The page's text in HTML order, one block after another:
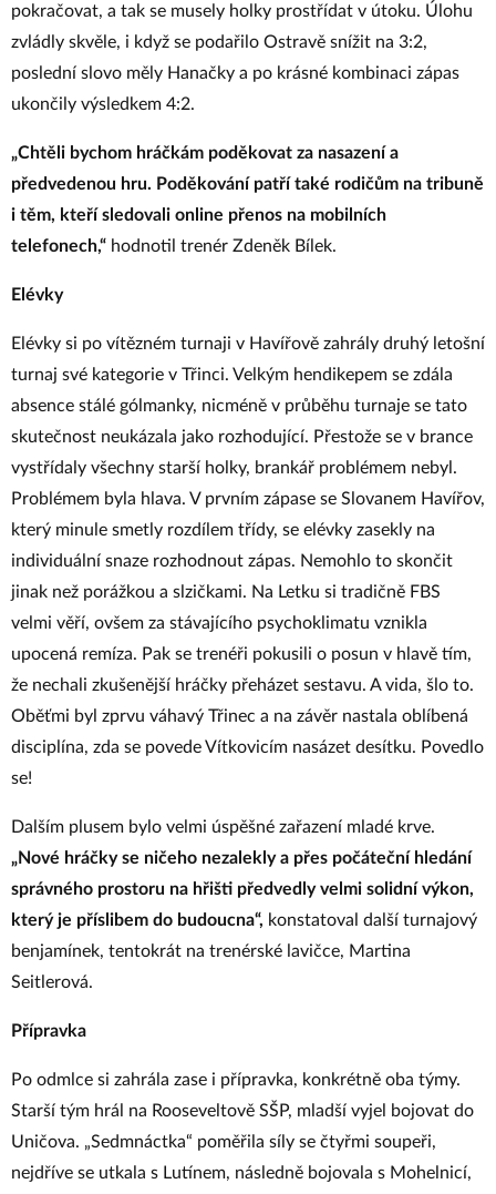
pokračovat, a tak se musely holky prostřídat v útoku. Úlohu
zvládly skvěle, i když se podařilo Ostravě snížit na 3:2,
poslední slovo měly Hanačky a po krásné kombinaci zápas
ukončily výsledkem 4:2.
„Chtěli bychom hráčkám poděkovat za nasazení a
předvedenou hru. Poděkování patří také rodičům na tribuně
i těm, kteří sledovali online přenos na mobilních
telefonech,“ hodnotil trenér Zdeněk Bílek.
Elévky
Elévky si po vítězném turnaji v Havířově zahrály druhý letošní
turnaj své kategorie v Třinci. Velkým hendikepem se zdála
absence stálé gólmanky, nicméně v průběhu turnaje se tato
skutečnost neukázala jako rozhodující. Přestože se v brance
vystřídaly všechny starší holky, brankář problémem nebyl.
Problémem byla hlava. V prvním zápase se Slovanem Havířov,
který minule smetly rozdílem třídy, se elévky zasekly na
individuální snaze rozhodnout zápas. Nemohlo to skončit
jinak než porážkou a slzičkami. Na Letku si tradičně FBS
velmi věří, ovšem za stávajícího psychoklimatu vznikla
upocená remíza. Pak se trenéři pokusili o posun v hlavě tím,
že nechali zkušenější hráčky přeházet sestavu. A vida, šlo to.
Oběťmi byl zprvu váhavý Třinec a na závěr nastala oblíbená
disciplína, zda se povede Vítkovicím nasázet desítku. Povedlo
se!
Dalším plusem bylo velmi úspěšné zařazení mladé krve.
„Nové hráčky se ničeho nezalekly a přes počáteční hledání
správného prostoru na hřišti předvedly velmi solidní výkon,
který je příslibem do budoucna“, konstatoval další turnajový
benjamínek, tentokrát na trenérské lavičce, Martina
Seitlerová.
Přípravka
Po odmlce si zahrála zase i přípravka, konkrétně oba týmy.
Starší tým hrál na Rooseveltově SŠP, mladší vyjel bojovat do
Uničova. „Sedmnáctka“ poměřila síly se čtyřmi soupeři,
nejdříve se utkala s Lutínem, následně bojovala s Mohelnicí,